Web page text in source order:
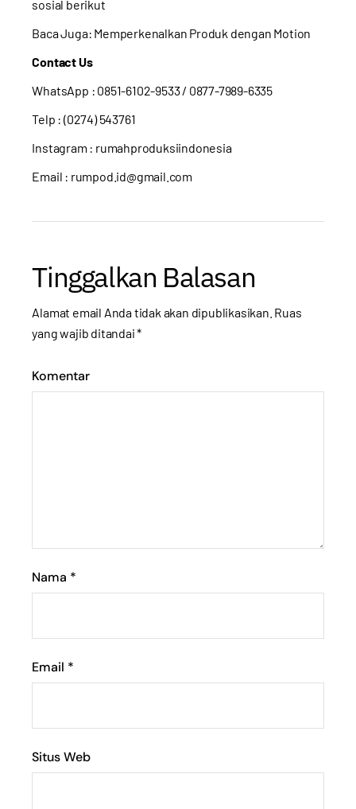
sosial berikut
Baca Juga: Memperkenalkan Produk dengan Motion
Contact Us
WhatsApp : 0851-6102-9533/ 0877-7989-6335
Telp : (0274) 543761
Instagram : rumahproduksiindonesia
Email : rumpod.id@gmail.com
Tinggalkan Balasan
Alamat email Anda tidak akan dipublikasikan. Ruas
yang wajib ditandai*
Komentar
Nama *
Email *
Situs Web